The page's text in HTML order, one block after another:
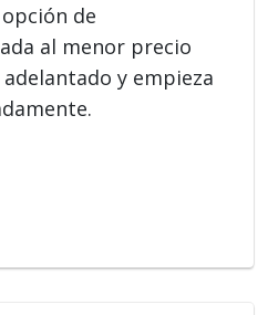
de
al menor precio
y empieza